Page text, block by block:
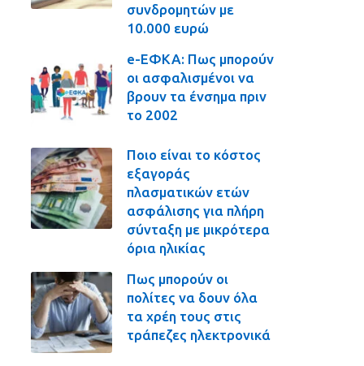
συνδρομητών με
10.000 ευρώ
e-ΕΦΚΑ: Πως μπορούν
οι ασφαλισμένοι να
βρουν τα ένσημα πριν
το 2002
Ποιο είναι το κόστος
εξαγοράς
πλασματικών ετών
ασφάλισης για πλήρη
σύνταξη με μικρότερα
όρια ηλικίας
Πως μπορούν οι
πολίτες να δουν όλα
τα χρέη τους στις
τράπεζες ηλεκτρονικά